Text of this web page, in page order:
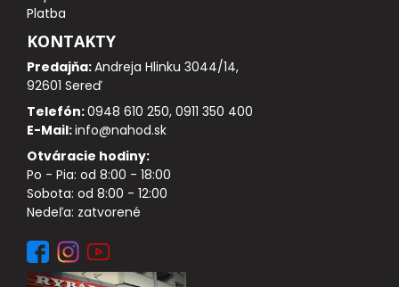
Platba
KONTAKTY
Predajňa:Andreja Hlinku 3044/14,
92601 Sereď
Telefón:0948 610 250, 0911 350 400
E-Mail:info@nahod.sk
Otváracie hodiny:
Po - Pia: od 8:00 - 18:00
Sobota: od 8:00 - 12:00
Nedeľa: zatvorené
NAVIJAKY
PREDNÁ BRZDA
BAITRUNNER
MULTIPLIKÁTORY
NÁHRADNÉ CIEVKY